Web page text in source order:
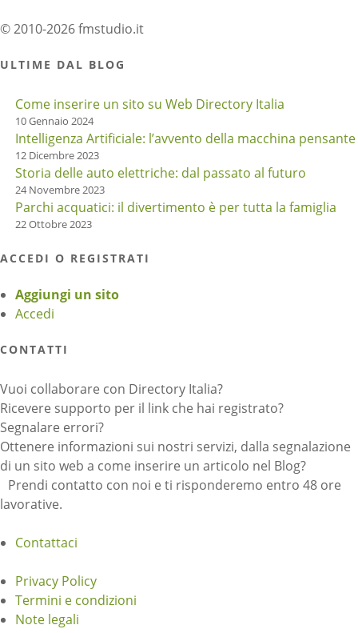
© 2010-2026 fmstudio.it
ULTIME DAL BLOG
Come inserire un sito su Web Directory Italia
10 Gennaio 2024
Intelligenza Artificiale: l’avvento della macchina pensante
12 Dicembre 2023
Storia delle auto elettriche: dal passato al futuro
24 Novembre 2023
Parchi acquatici: il divertimento è per tutta la famiglia
22 Ottobre 2023
ACCEDI O REGISTRATI
Aggiungi un sito
Accedi
CONTATTI
Vuoi collaborare con Directory Italia?
Ricevere supporto per il link che hai registrato?
Segnalare errori?
Ottenere informazioni sui nostri servizi, dalla segnalazione
di un sito web a come inserire un articolo nel Blog?
Prendi contatto con noi e ti risponderemo entro 48 ore
lavorative.
Contattaci
Privacy Policy
Termini e condizioni
Note legali